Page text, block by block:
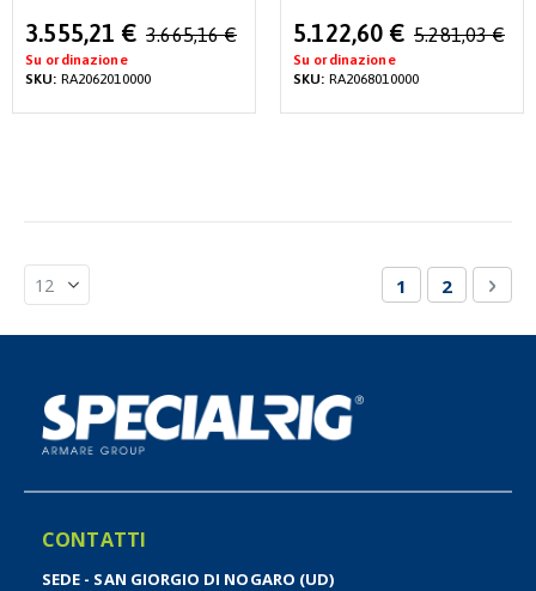
Special
Price
3.555,21 € 3.665,16 €
Su ordinazione
SKU: RA2062010000
Special
Price
5.122,60 € 5.281,03 €
Su ordinazione
SKU: RA2068010000
Pagina
Attualmente
1 Pagina
2
CONTATTI
SEDE - SAN GIORGIO DI NOGARO (UD)